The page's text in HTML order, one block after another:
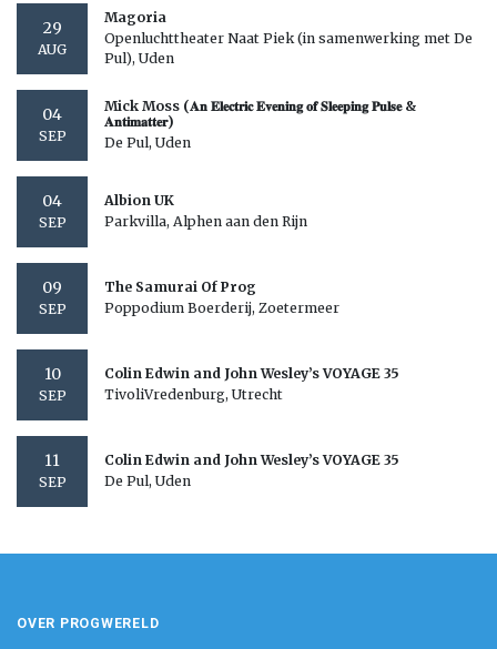
29
AUG
Magoria
Openluchttheater Naat Piek (in samenwerking met De
Pul), Uden
04
SEP
Mick Moss (𝐀𝐧 𝐄𝐥𝐞𝐜𝐭𝐫𝐢𝐜 𝐄𝐯𝐞𝐧𝐢𝐧𝐠 𝐨𝐟 𝐒𝐥𝐞𝐞𝐩𝐢𝐧𝐠 𝐏𝐮𝐥𝐬𝐞 &
𝐀𝐧𝐭𝐢𝐦𝐚𝐭𝐭𝐞𝐫)
De Pul, Uden
04
SEP
Albion UK
Parkvilla, Alphen aan den Rijn
09
SEP
The Samurai Of Prog
Poppodium Boerderij, Zoetermeer
10
SEP
Colin Edwin and John Wesley’s VOYAGE 35
TivoliVredenburg, Utrecht
11
SEP
Colin Edwin and John Wesley’s VOYAGE 35
De Pul, Uden
OVER PROGWERELD